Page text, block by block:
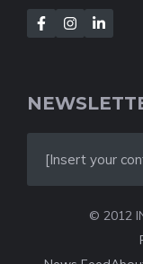
[Insert your
© 2012